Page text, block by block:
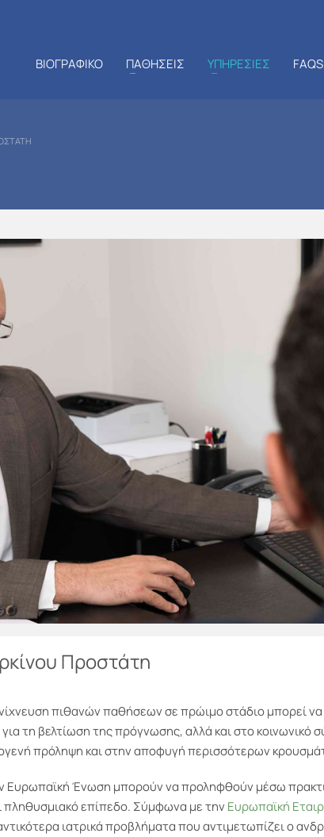
ΒΙΟΓΡΑΦΙΚΟ ΠΑΘΗΣΕΙΣ ΥΠΗΡΕΣΙΕΣ FAQS
Προστάτη
πιθανών παθήσεων σε πρώιμο στάδιο μπορεί
τη βελτίωση της πρόγνωσης, αλλά και στο κοινωνικό
πρόληψη και στην αποφυγή περισσότερων
Ευρωπαϊκή Ένωση μπορούν να προληφθούν μέσω
πληθυσμιακό επίπεδο. Σύμφωνα με την Ευρωπαϊκή
ιατρικά προβλήματα που αντιμετωπίζει ο